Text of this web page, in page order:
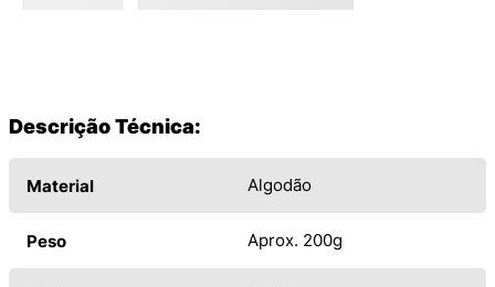
Descrição Técnica:
Material Algodão
Peso Aprox. 200g